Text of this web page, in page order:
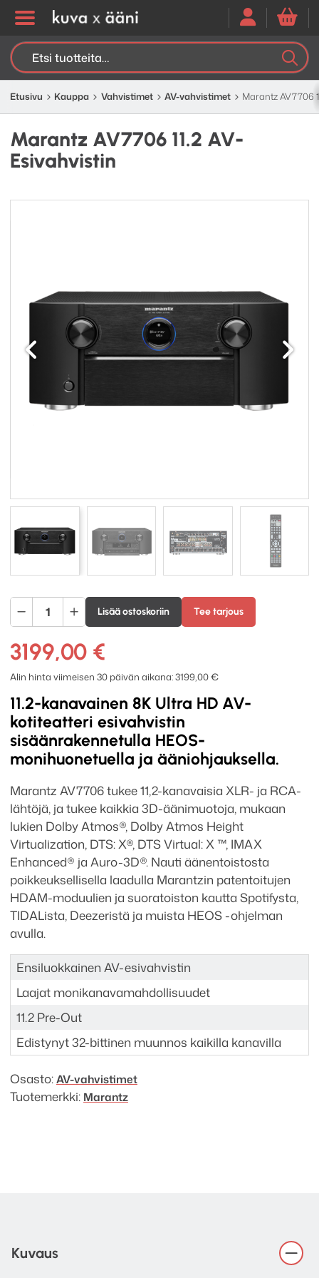
Etsi:
Etusivu Kauppa Vahvistimet AV-vahvistimet Marantz AV7706
Marantz AV7706 11.2 AV-
Esivahvistin
Edellinen
Marantz
AV7706
11.2
AV-
Esivahvistin
määrä
Lisää ostoskoriin Tee tarjous
3199,00 €
Alin hinta viimeisen 30 päivän aikana:3199,00€
11.2-kanavainen 8K Ultra HD AV-
kotiteatteri esivahvistin
sisäänrakennetulla HEOS-
monihuonetuella ja ääniohjauksella.
Marantz AV7706 tukee 11,2-kanavaisia XLR- ja RCA-
lähtöjä, ja tukee kaikkia 3D-äänimuotoja, mukaan
lukien Dolby Atmos®, Dolby Atmos Height
Virtualization, DTS: X®, DTS Virtual: X ™, IMAX
Enhanced® ja Auro-3D®. Nauti äänentoistosta
poikkeuksellisella laadulla Marantzin patentoitujen
HDAM-moduulien ja suoratoiston kautta Spotifysta,
TIDALista, Deezeristä ja muista HEOS -ohjelman
avulla.
Ensiluokkainen AV-esivahvistin
Laajat monikanavamahdollisuudet
11.2 Pre-Out
Edistynyt 32-bittinen muunnos kaikilla kanavilla
Osasto:AV-vahvistimet
Tuotemerkki: Marantz
Kuvaus